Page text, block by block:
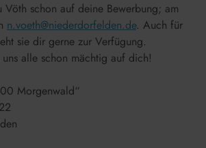
Vöth schon auf deine Bewerbung; am
n.voeth@niederdorfelden.de. Auch für
sie dir gerne zur Verfügung.
alle schon mächtig auf dich!
Morgenwald“